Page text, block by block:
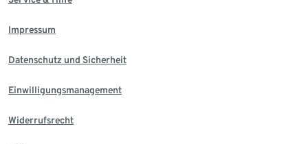
Impressum
Datenschutz und Sicherheit
Einwilligungsmanagement
Widerrufsrecht